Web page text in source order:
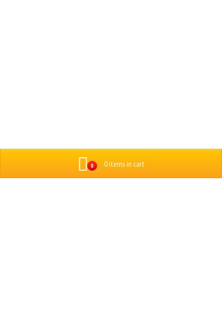
0 0 items in cart